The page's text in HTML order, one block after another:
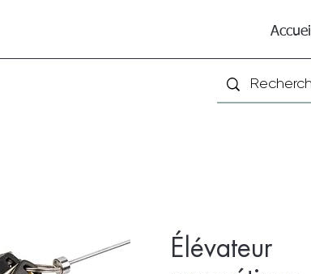
Accueil
Élévateur